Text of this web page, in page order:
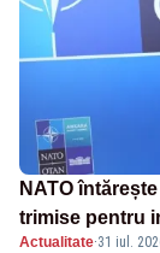
NATO
trimise pentru
Actualitate·31 iul.